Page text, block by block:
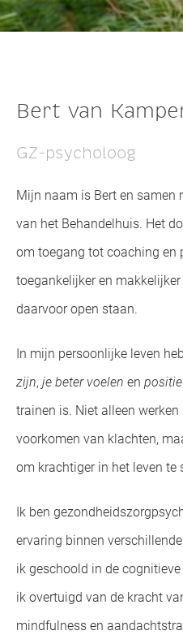
Bert van
GZ-psycholoog
Mijn naam is Bert en samen
van het Behandelhuis. Het
om toegang tot coaching en
toegankelijker en
daarvoor open staan.
In mijn persoonlijke leven
zijn,je beter voelen en
trainen is. Niet alleen
voorkomen van klachten,
om krachtiger in het leven te
Ik ben
ervaring binnen
ik geschoold in de
ik overtuigd van de kracht
mindfulness en